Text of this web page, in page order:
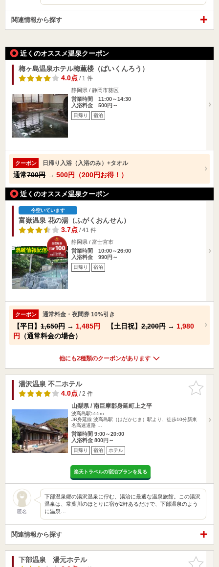
関連情報から探す
近くのオススメ温泉クーポン
梅ヶ島温泉ホテル梅薫楼（ばいくんろう）
4.0点/ 1 件
静岡県 / 静岡市葵区
営業時間 11:00～14:30
入浴料金 500円～
日帰り 宿泊
クーポン 日帰り入浴（入浴のみ）+タオル
通常700円 → 500円（200円お得！）
近くのオススメ温泉クーポン
今空いています
富嶽温泉 花の湯（ふがくおんせん）
3.7点/ 41 件
静岡県 / 富士宮市
営業時間 10:00～26:00
入浴料金 990円～
日帰り 宿泊
クーポン 通常料金・夜間券 10%引き
【平日】 1,650円 → 1,485円 【土日祝】 2,200円 → 1,980
円
（通常料金の場合）
他にも2種類のクーポンがあります
お気に入
りに追加
湯沢温泉 不二ホテル
4.0点/ 2 件
山梨県 / 南巨摩郡身延町上之平
波高島駅555m
JR身延線 波高島駅（はだかじま）駅より、徒歩10分新東
名高速道路 …
営業時間 9:00～20:00
入浴料金 800円～
日帰り 宿泊 ホテル
楽天トラベルの宿泊プランを見る
匿名
下部温泉郷の湯沢温泉に佇む、湯治に最適な温泉旅館。この湯沢
温泉は、常葉川のほとりに宿が2軒あるだけで、下部温泉のよう
に温泉…
関連情報から探す
お気に入
下部温泉 湯元ホテル